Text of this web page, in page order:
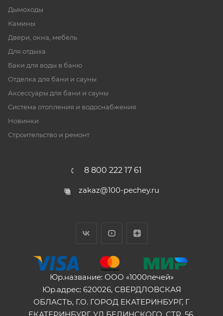
Дымоходы
Камины
Двери, окна, мебель
Для отдыха
Баки для воды в баню
Отделка для бани и сауны
Аксессуары для бани и сауны
Система отопления и водоснабжения
Новинки
Строительство и ремонт
8 800 222 17 61
zakaz@100-pechey.ru
Юр.название: ООО «1000печей»
Юр.адрес: 620026, СВЕРДЛОВСКАЯ
ОБЛАСТЬ, Г.О. ГОРОД ЕКАТЕРИНБУРГ, Г